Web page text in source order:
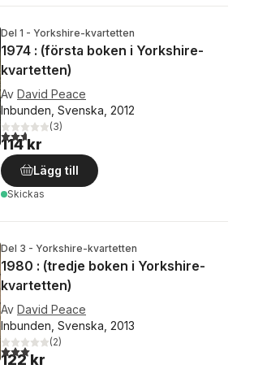
Del 1 - Yorkshire-kvartetten
1974 : (första boken i Yorkshire-
kvartetten)
Av David Peace
Inbunden, Svenska, 2012
2,7utav 5 stjärnor. Totalt antal röster:
(3)
114 kr
Lägg till
Skickas
Del 3 - Yorkshire-kvartetten
1980 : (tredje boken i Yorkshire-
kvartetten)
Av David Peace
Inbunden, Svenska, 2013
3,0utav 5 stjärnor. Totalt antal röster:
(2)
122 kr